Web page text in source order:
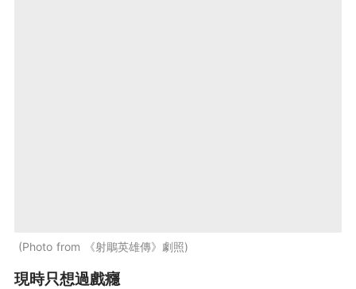
Photo from 《射鵰英雄傳》劇照
現時只想過戲癮